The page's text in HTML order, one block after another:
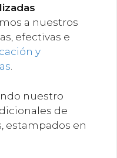
a nuestros
efectivas e
y
.
nuestro
de
estampados en